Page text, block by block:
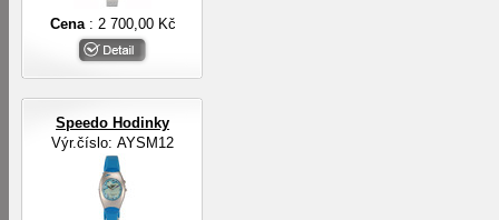
Cena : 2 700,00 Kč
Speedo Hodinky
Výr.číslo: AYSM12